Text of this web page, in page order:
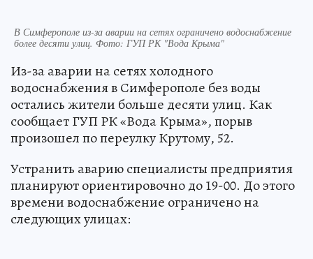
В Симферополе из-за аварии на сетях ограничено водоснабжение
более десяти улиц. Фото: ГУП РК "Вода Крыма"
Из-за аварии на сетях холодного
водоснабжения в Симферополе без воды
остались жители больше десяти улиц. Как
сообщает ГУП РК «Вода Крыма», порыв
произошел по переулку Крутому, 52.
Устранить аварию специалисты предприятия
планируют ориентировочно до 19-00. До этого
времени водоснабжение ограничено на
следующих улицах: